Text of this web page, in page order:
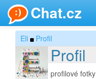
Chat.cz
Eli Profil
Profil
profilové fotky